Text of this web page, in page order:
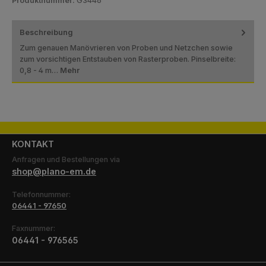
Beschreibung
Zum genauen Manövrieren von Proben und Netzchen sowie
zum vorsichtigen Entstauben von Rasterproben. Pinselbreite:
0,8 - 4 m… Mehr
KONTAKT
Anfragen und Bestellungen via
shop@plano-em.de
Telefonnummer:
06441 - 97650
Faxnummer:
06441 - 976565